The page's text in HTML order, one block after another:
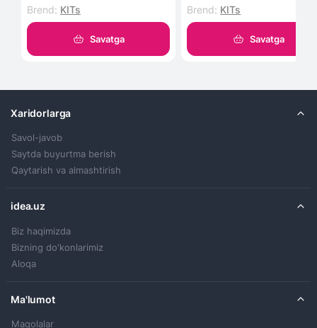
003) kabeli
Brend: KITs
Savatga
002) kabeli
Brend: KITs
Savatga
Xaridorlarga
Savol-javob
Saytda buyurtma berish
Qaytarish va almashtirish
idea.uz
Biz haqimizda
Bizning do'konlarimiz
Aloqa
Ma'lumot
Maqolalar